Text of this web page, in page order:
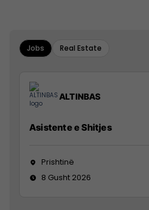
Jobs Real Estate
ALTINBAS
Asistente e Shitjes
Prishtinë
8 Gusht 2026